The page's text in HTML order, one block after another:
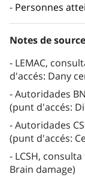
Personnes
Notes de source
LEMAC,
d'accés: Dany
Autoridades
(punt d'accés:
Autoridades
(punt d'accés:
LCSH,
Brain damage)